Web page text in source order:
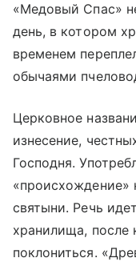
«Медовый Спас»
день, в котором
временем
обычаями
Церковное
изнесение,
Господня.
«происхождение»
святыни. Речь
хранилища, после
поклониться.